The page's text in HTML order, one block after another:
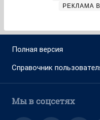
РЕКЛАМА
Полная версия
Справочник
Мы в соцсетях